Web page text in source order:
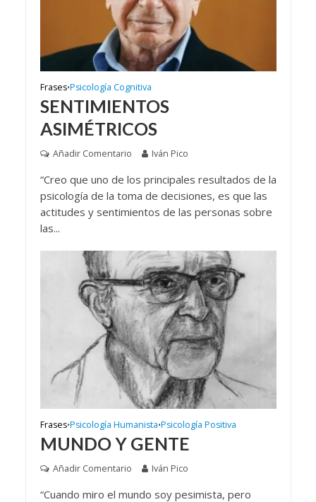
Frases•Psicología Cognitiva
SENTIMIENTOS
ASIMÉTRICOS
Añadir Comentario Iván Pico
“Creo que uno de los principales resultados de la
psicología de la toma de decisiones, es que las
actitudes y sentimientos de las personas sobre
las...
Frases•Psicología Humanista•Psicología Positiva
MUNDO Y GENTE
Añadir Comentario Iván Pico
“Cuando miro el mundo soy pesimista, pero